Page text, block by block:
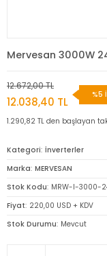
Mervesan 3000W
12.672,00 TL
12.038,40 TL
%5
1.290,82 TL den başlayan
Kategori İnverterler
Marka MERVESAN
Stok Kodu MRW-I-3000-
Fiyat 220,00 USD + KDV
Stok Durumu Mevcut